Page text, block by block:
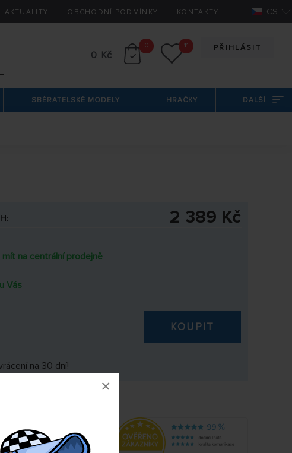
×
AKTUALITY OBCHODNÍ PODMÍNKY KONTAKTY CS
PŘIHLÁSIT
0 Kč
0 11
SBĚRATELSKÉ MODELY HRAČKY DALŠÍ
2 389 Kč
na centrální prodejně
Vás
KOUPIT
na 30 dní!